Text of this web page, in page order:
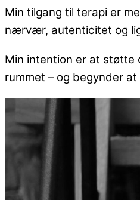
Min tilgang til terapi er
nærvær, autenticitet og
Min intention er at støtte
rummet – og begynder